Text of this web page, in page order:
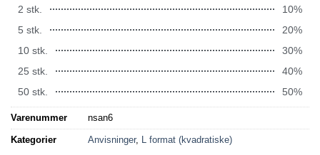
2 stk.
10%
5 stk.
20%
10 stk.
30%
25 stk.
40%
50 stk.
50%
Varenummer nsan6
Kategorier Anvisninger, L format (kvadratiske)